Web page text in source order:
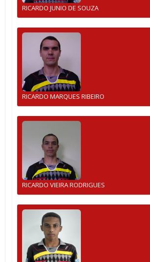
RICARDO JUNIO DE SOUZA
RICARDO MARQUES RIBEIRO
RICARDO VIEIRA RODRIGUES